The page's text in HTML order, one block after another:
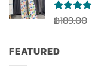
ให้
ตั้งแต่ 1-
5
฿189.00
FEATURED